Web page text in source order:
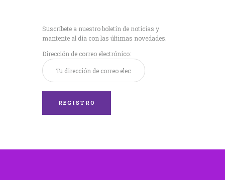
Suscríbete a nuestro boletín de noticias y
mantente al día con las últimas novedades.
Dirección de correo electrónico: